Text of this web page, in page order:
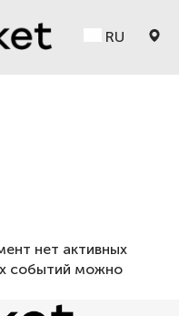
RU
нет активных
событий можно